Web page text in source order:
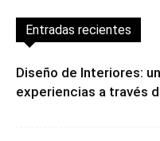
Entradas recientes
Diseño de Interiores:
experiencias a través